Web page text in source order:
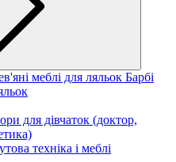
меблі для ляльок Барбі
для дівчаток (доктор,
техніка і меблі